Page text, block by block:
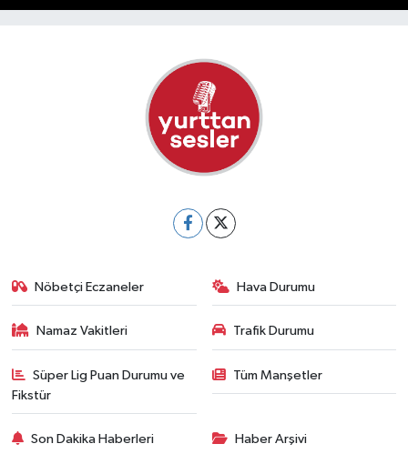
Nöbetçi Eczaneler Hava Durumu
Namaz Vakitleri Trafik Durumu
Süper Lig Puan Durumu ve
Fikstür
Tüm Manşetler
Son Dakika Haberleri Haber Arşivi